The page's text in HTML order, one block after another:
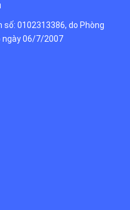
0102313386, do Phòng
ngày 06/7/2007